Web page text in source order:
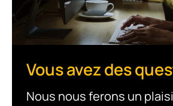
Vous avez des
Nous nous ferons un